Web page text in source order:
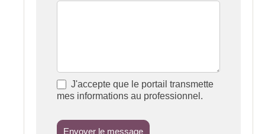
J'accepte que le portail transmette
mes informations au professionnel.
Envoyer le message